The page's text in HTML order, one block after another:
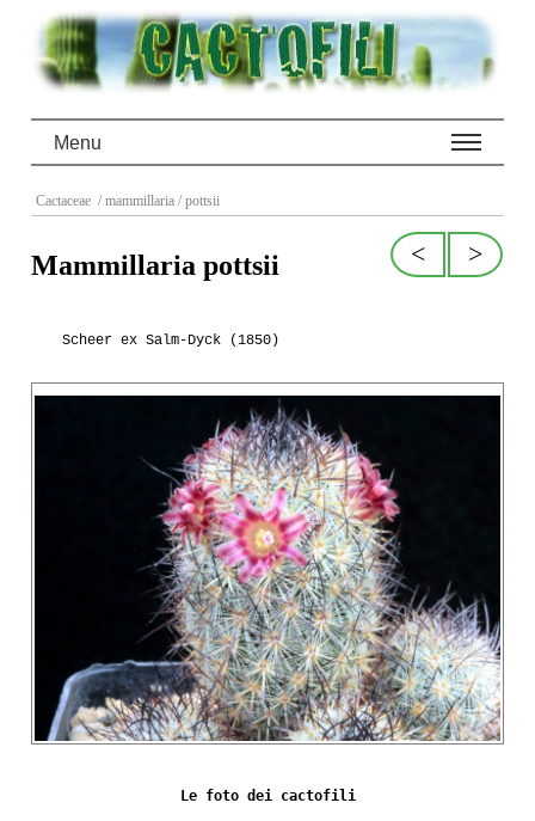
Menu
Cactaceae / mammillaria / pottsii
>
<
Mammillaria pottsii
Scheer ex Salm-Dyck (1850)
Le foto dei cactofili